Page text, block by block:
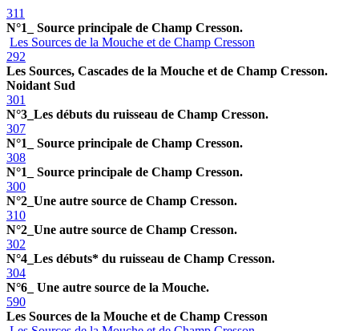
311
N°1_ Source principale de Champ Cresson.
Les Sources de la Mouche et de Champ Cresson
292
Les Sources, Cascades de la Mouche et de Champ Cresson.
Noidant Sud
301
N°3_Les débuts du ruisseau de Champ Cresson.
307
N°1_ Source principale de Champ Cresson.
308
N°1_ Source principale de Champ Cresson.
300
N°2_Une autre source de Champ Cresson.
310
N°2_Une autre source de Champ Cresson.
302
N°4_Les débuts* du ruisseau de Champ Cresson.
304
N°6_ Une autre source de la Mouche.
590
Les Sources de la Mouche et de Champ Cresson